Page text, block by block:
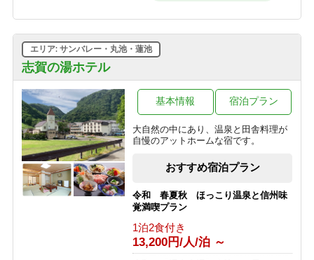
10,160円/人/泊 ～
れるライブキッチン＜2食付＞G
1泊2食付き
10,825円/人/泊 ～
【28日前限定】＜2食付＞最大
20％OFF！◇五感で楽しむ信州ビュッ
フェ◇心踊るライブキッチン♪G
1泊2食付き
10,160円/人/泊 ～
＜2食付＞◇五感で楽しむ信州ビュッ
フェ◇「美味しい音×香りの誘惑」に
心躍る♪ライブキッチンへG
志賀の湯ホテル
エリア: サンバレー・丸池・蓮池
大自然の中にあり、温泉と田舎料理が
自慢のアットホームな宿です。
基本情報 宿泊プラン
おすすめ宿泊プラン
令和 春夏秋 ほっこり温泉と信州味
覚満喫プラン
1泊2食付き
13,200円/人/泊 ～